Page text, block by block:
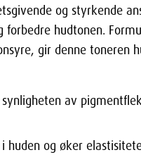
og styrkende
hudtonen.
gir denne toneren
av
huden og øker